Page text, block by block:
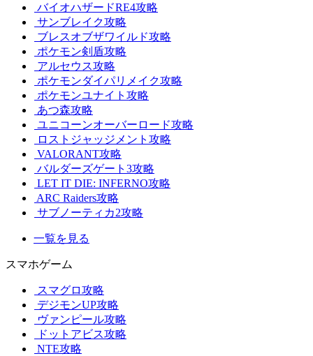
バイオハザードRE4攻略
サンブレイク攻略
ブレスオブザワイルド攻略
ポケモン剣盾攻略
アルセウス攻略
ポケモンダイパリメイク攻略
ポケモンユナイト攻略
あつ森攻略
ユニコーンオーバーロード攻略
ロストジャッジメント攻略
VALORANT攻略
バルダーズゲート3攻略
LET IT DIE: INFERNO攻略
ARC Raiders攻略
サブノーティカ2攻略
一覧を見る
スマホゲーム
スマグロ攻略
デジモンUP攻略
ヴァンピール攻略
ドットアビス攻略
NTE攻略